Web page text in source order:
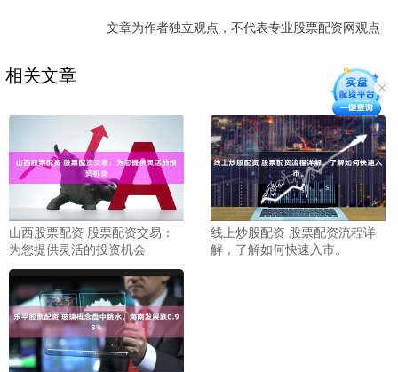
文章为作者独立观点，不代表专业股票配资网观点
相关文章
山西股票配资 股票配资交易：
为您提供灵活的投资机会
线上炒股配资 股票配资流程详
解，了解如何快速入市。